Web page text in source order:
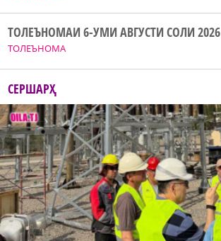
ТОЛЕЪНОМА
ТОЛЕЪНОМАИ 6-УМИ АВГУСТИ СОЛИ 2026
СЕРШАРҲ